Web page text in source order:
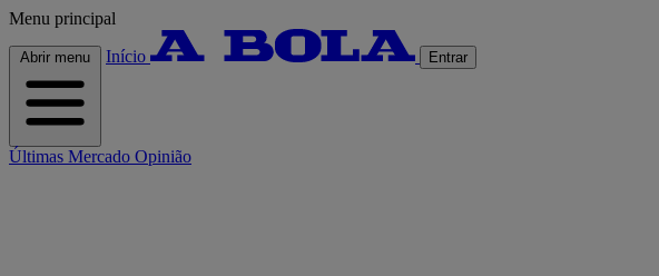
Menu principal
Abrir menu Início Entrar
Últimas Mercado Opinião